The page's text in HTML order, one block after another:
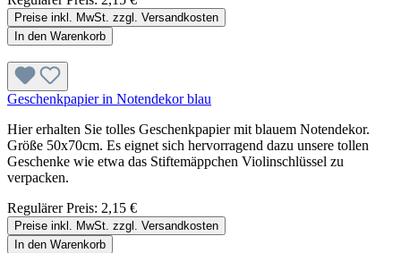
Preise inkl. MwSt. zzgl. Versandkosten
In den Warenkorb
Geschenkpapier in Notendekor blau
Hier erhalten Sie tolles Geschenkpapier mit blauem Notendekor.
Größe 50x70cm. Es eignet sich hervorragend dazu unsere tollen
Geschenke wie etwa das Stiftemäppchen Violinschlüssel zu
verpacken.
Regulärer Preis: 2,15 €
Preise inkl. MwSt. zzgl. Versandkosten
In den Warenkorb